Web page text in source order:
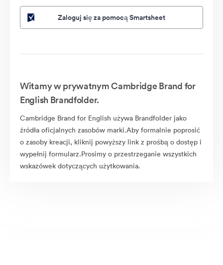
Zaloguj się za pomocą Smartsheet
Witamy w prywatnym Cambridge Brand for
English Brandfolder.
Cambridge Brand for English używa Brandfolder jako
źródła oficjalnych zasobów marki.Aby formalnie poprosić
o zasoby kreacji, kliknij powyższy link z prośbą o dostęp i
wypełnij formularz.Prosimy o przestrzeganie wszystkich
wskazówek dotyczących użytkowania.